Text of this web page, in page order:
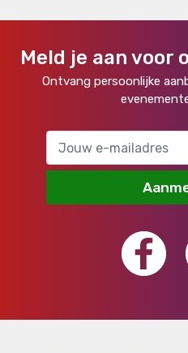
Meld je aan voor
Ontvang persoonlijke